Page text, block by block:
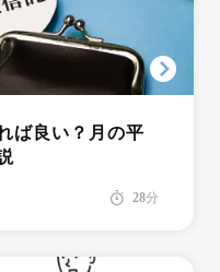
ば良い？月の平
28分